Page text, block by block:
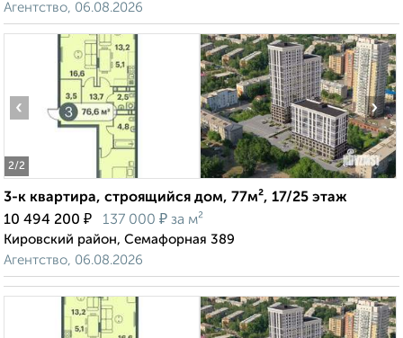
Агентство, 06.08.2026
2/2
‹ ›
3-к квартира, строящийся дом, 77м², 17/25 этаж
10 494 200 ₽ 137 000 ₽ за м²
Кировский район, Семафорная 389
Агентство, 06.08.2026